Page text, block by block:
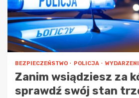
BEZPIECZEŃSTWO POLICJA
Zanim wsiądziesz za
sprawdź swój stan